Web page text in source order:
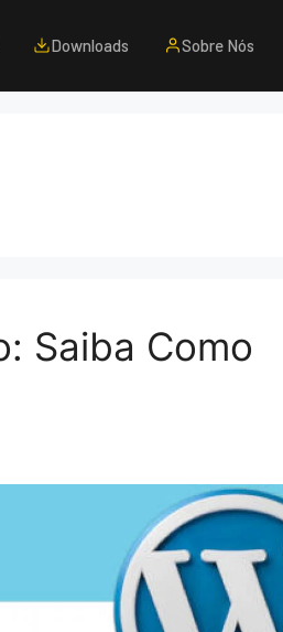
Downloads Sobre Nós
Saiba Como